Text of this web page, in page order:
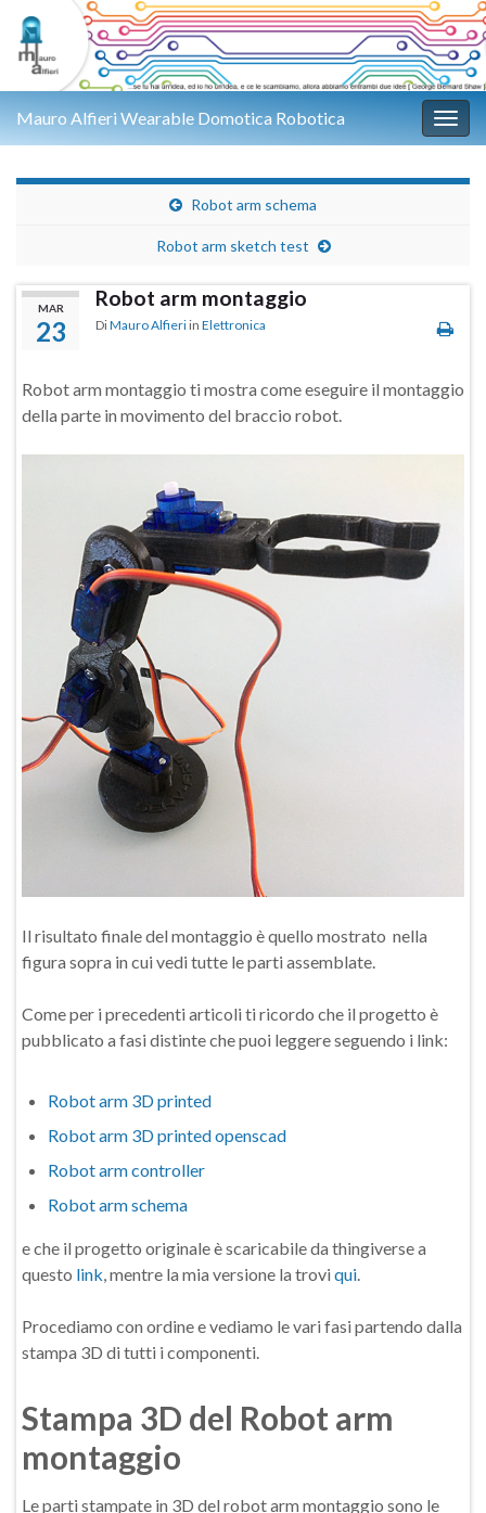
Mauro Alfieri Wearable Domotica Robotica
Robot arm schema
Robot arm sketch test
MAR
23
Robot arm montaggio
DiMauro Alfieri in Elettronica
Robot arm montaggio ti mostra come eseguire il montaggio
della parte in movimento del braccio robot.
Il risultato finale del montaggio è quello mostrato nella
figura sopra in cui vedi tutte le parti assemblate.
Come per i precedenti articoli ti ricordo che il progetto è
pubblicato a fasi distinte che puoi leggere seguendo i link:
Robot arm 3D printed
Robot arm 3D printed openscad
Robot arm controller
Robot arm schema
e che il progetto originale è scaricabile da thingiverse a
questo link, mentre la mia versione la trovi qui.
Procediamo con ordine e vediamo le vari fasi partendo dalla
stampa 3D di tutti i componenti.
Stampa 3D del Robot arm
montaggio
Le parti stampate in 3D del robot arm montaggio sono le